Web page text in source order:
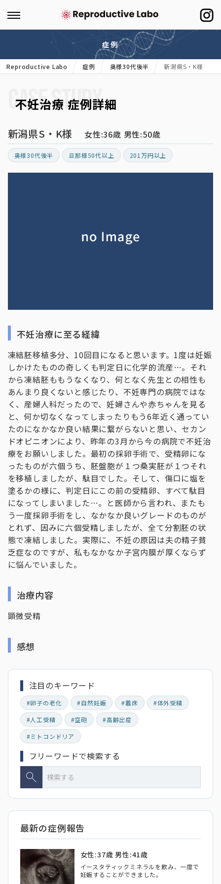
症例
Reproductive Labo 症例 奥様30代後半 新潟県S・K様
CASE STUDY
不妊治療 症例詳細
新潟県S・K様 女性:36歳 男性:50歳
奥様30代後半 旦那様50代以上 201万円以上
不妊治療に至る経緯
凍結胚移植多分、10回目になると思います。1度は妊娠
しかけたものの奇しくも判定日に化学的流産…。それ
から凍結胚ももうなくなり、何となく先生との相性も
あんまり良くないと感じたり、不妊専門の病院ではな
く、産婦人科だったので、妊婦さんや赤ちゃんを見る
と、何か切なくなってしまったりもう6年近く通ってい
たのになかなか良い結果に繋がらないと思い、セカン
ドオピニオンにより、昨年の3月から今の病院で不妊治
療をお願いしました。最初の採卵手術で、受精卵にな
ったものが六個うち、胚盤胞が１つ桑実胚が１つそれ
を移植しましたが、駄目でした。そして、傷口に塩を
塗るかの様に、判定日にこの前の受精卵、すべて駄目
になってしまいました…。と医師から言われ、またも
う一度採卵手術をし、なかなか良いグレードのものが
とれず、因みに六個受精しましたが、全て分割胚の状
態で凍結しました。実際に、不妊の原因は夫の精子貧
乏症なのですが、私もなかなか子宮内膜が厚くならず
に悩んでいました。
治療内容
顕微受精
感想
注目のキーワード
#卵子の老化 #自然妊娠 #着床
#体外受精
#人工受精
#空砲
#高齢出産
#ミトコンドリア
フリーワードで検索する
最新の症例報告
女性:37歳 男性:41歳
イースタティックミネラルを飲み、一度で
妊娠することができました。